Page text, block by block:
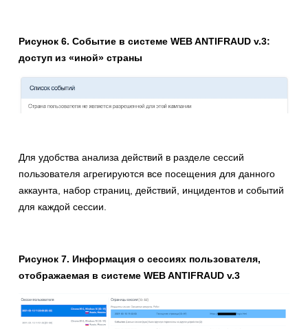
Рисунок 6. Событие в системе WEB ANTIFRAUD v.3:
доступ из «иной» страны
Для удобства анализа действий в разделе сессий
пользователя агрегируются все посещения для данного
аккаунта, набор страниц, действий, инцидентов и событий
для каждой сессии.
Рисунок 7. Информация о сессиях пользователя,
отображаемая в системе WEB ANTIFRAUD v.3